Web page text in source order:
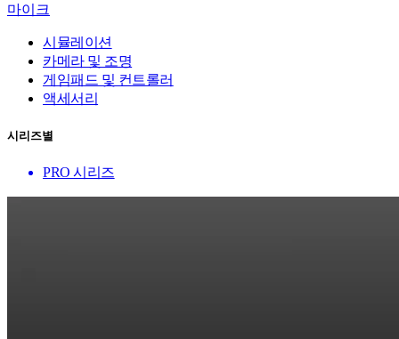
마이크
시뮬레이션
카메라 및 조명
게임패드 및 컨트롤러
액세서리
시리즈별
PRO 시리즈